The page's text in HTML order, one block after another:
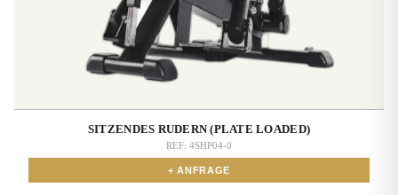
SITZENDES RUDERN (PLATE LOADED)
REF: 4SHP04-0
+ ANFRAGE